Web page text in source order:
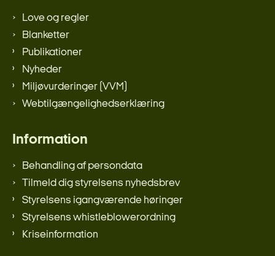
Love og regler
Blanketter
Publikationer
Nyheder
Miljøvurderinger (VVM)
Webtilgængelighedserklæring
Information
Behandling af persondata
Tilmeld dig styrelsens nyhedsbrev
Styrelsens igangværende høringer
Styrelsens whistleblowerordning
Kriseinformation